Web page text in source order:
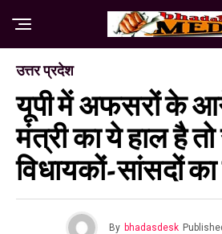
उत्तर प्रदेश
यूपी में अफसरों के
मंत्री का ये हाल है
विधायकों-सांसदों का
By bhadasdesk